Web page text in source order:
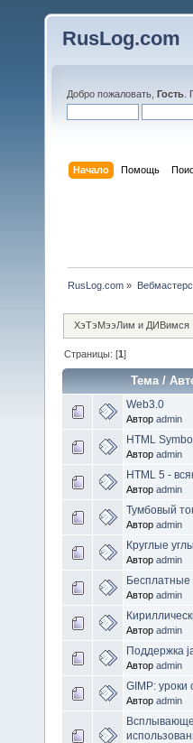
RusLog.com
Добро пожаловать, Гость
Начало Помощь
RusLog.com »
ХэТэМээЛим и ДИВимся
Страницы: [1]
Тема /
Web3.0
Автор admin
HTML
Автор admin
HTML 5 -
Автор admin
Тумбовый
Автор admin
Круглые
Автор admin
Бесплатные
Автор admin
Автор admin
Поддержка
Автор admin
GIMP: уроки
Автор admin